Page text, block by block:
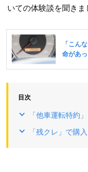
いての体験談を聞きま
目次
「他車運転特約
「残クレ」で購